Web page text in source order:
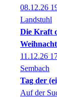
08.12.26
Landstuhl
Die Kraft
11.12.26
Sembach
Tag der
Auf der